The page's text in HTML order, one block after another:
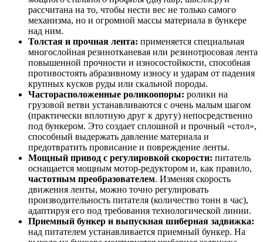
рассчитана на то, чтобы нести вес не только самого
механизма, но и огромной массы материала в бункере
над ним.
Толстая и прочная лента: применяется специальная
многослойная резинотканевая или резинотросовая лента
повышенной прочности и износостойкости, способная
противостоять абразивному износу и ударам от падения
крупных кусков руды или скальной породы.
Часторасположенные роликоопоры: ролики на
грузовой ветви устанавливаются с очень малым шагом
(практически вплотную друг к другу) непосредственно
под бункером. Это создает сплошной и прочный «стол»,
способный выдержать давление материала и
предотвратить провисание и повреждение ленты.
Мощный привод с регулировкой скорости: питатель
оснащается мощным мотор-редуктором и, как правило,
частотным преобразователем. Изменяя скорость
движения ленты, можно точно регулировать
производительность питателя (количество тонн в час),
адаптируя его под требования технологической линии.
Приемный бункер и выпускная шиберная задвижка:
над питателем устанавливается приемный бункер. На